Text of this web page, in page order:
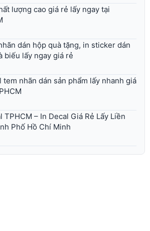
lượng cao giá rẻ lấy ngay tại
dán hộp quà tặng, in sticker dán
biếu lấy ngay giá rẻ
tem nhãn dán sản phẩm lấy nhanh giá
TPHCM – In Decal Giá Rẻ Lấy Liền
Phố Hồ Chí Minh